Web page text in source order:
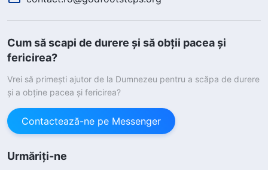
Cum să scapi de durere și să obții pacea și
fericirea?
Vrei să primești ajutor de la Dumnezeu pentru a scăpa de durere
și a obține pacea și fericirea?
Contactează-ne pe Messenger
Urmăriți-ne